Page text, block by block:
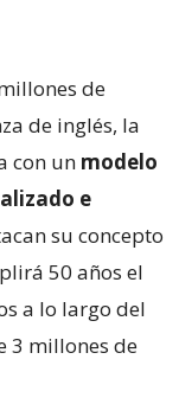
de
de inglés, la
con un modelo
e
su concepto
50 años el
a lo largo del
3 millones de